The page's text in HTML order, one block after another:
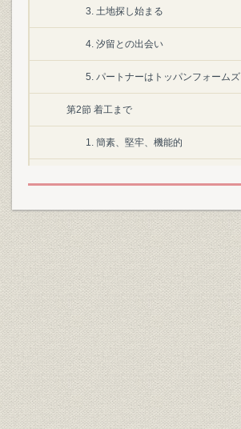
3. 土地探し始まる
4. 汐留との出会い
5. パートナーはトッパンフォームズ
第2節 着工まで
1. 簡素、堅牢、機能的
3. 地上34階、地下4階
4. 汐留メディアタワーと命名
第3節 完成
1. こだわった外壁
2. 竣工、鍵1000本
第4節 引っ越し大作戦
1. 池袋―虎ノ門―汐留